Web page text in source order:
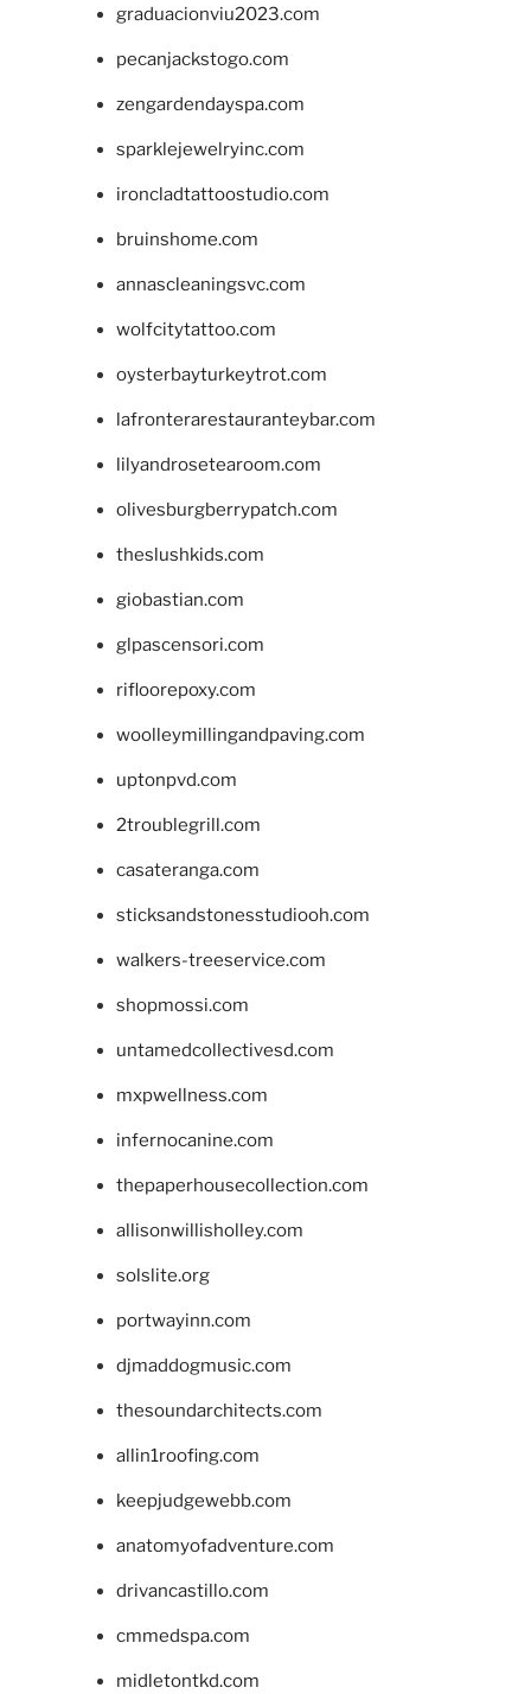
graduacionviu2023.com
pecanjackstogo.com
zengardendayspa.com
sparklejewelryinc.com
ironcladtattoostudio.com
bruinshome.com
annascleaningsvc.com
wolfcitytattoo.com
oysterbayturkeytrot.com
lafronterarestauranteybar.com
lilyandrosetearoom.com
olivesburgberrypatch.com
theslushkids.com
giobastian.com
glpascensori.com
rifloorepoxy.com
woolleymillingandpaving.com
uptonpvd.com
2troublegrill.com
casateranga.com
sticksandstonesstudiooh.com
walkers-treeservice.com
shopmossi.com
untamedcollectivesd.com
mxpwellness.com
infernocanine.com
thepaperhousecollection.com
allisonwillisholley.com
solslite.org
portwayinn.com
djmaddogmusic.com
thesoundarchitects.com
allin1roofing.com
keepjudgewebb.com
anatomyofadventure.com
drivancastillo.com
cmmedspa.com
midletontkd.com